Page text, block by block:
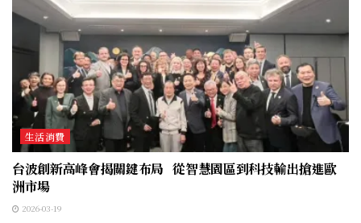
生活消費
台波創新高峰會揭關鍵布局 從智慧園區到科技輸出搶進歐
洲市場
2026-03-19